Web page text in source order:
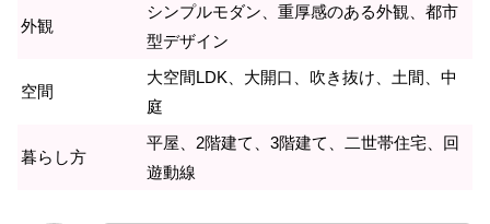
外観
シンプルモダン、重厚感のある外観、都市
型デザイン
空間
大空間LDK、大開口、吹き抜け、土間、中
庭
暮らし方
平屋、2階建て、3階建て、二世帯住宅、回
遊動線